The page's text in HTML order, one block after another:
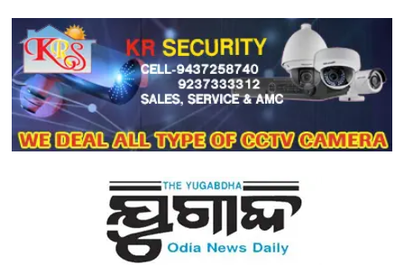
content